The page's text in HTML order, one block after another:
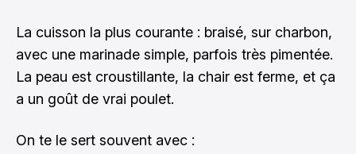
La cuisson la plus courante : braisé, sur charbon,
avec une marinade simple, parfois très pimentée.
La peau est croustillante, la chair est ferme, et ça
a un goût de vrai poulet.
On te le sert souvent avec :